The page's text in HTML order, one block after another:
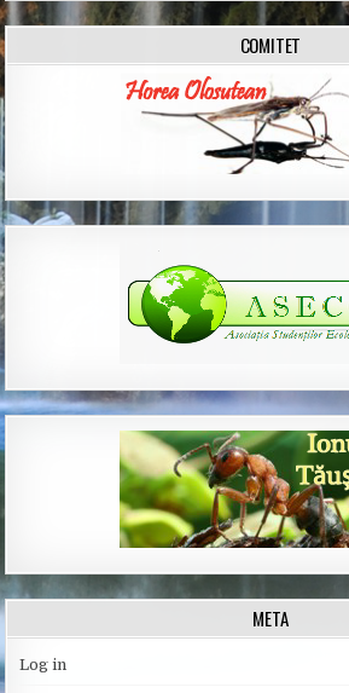
COMITET
META
Log in